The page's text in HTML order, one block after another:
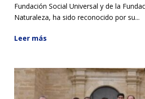
Fundación Social Universal y de la
Naturaleza, ha sido reconocido por su...
Leer más